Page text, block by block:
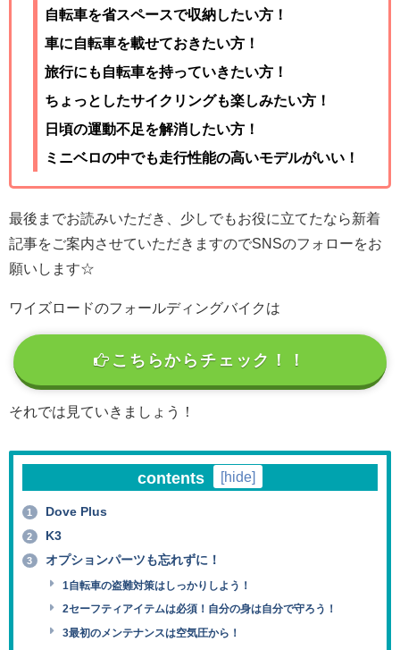
自転車を省スペースで収納したい方！
車に自転車を載せておきたい方！
旅行にも自転車を持っていきたい方！
ちょっとしたサイクリングも楽しみたい方！
日頃の運動不足を解消したい方！
ミニベロの中でも走行性能の高いモデルがいい！
最後までお読みいただき、少しでもお役に立てたなら新着
記事をご案内させていただきますのでSNSのフォローをお
願いします☆
ワイズロードのフォールディングバイクは
こちらからチェック！！
それでは見ていきましょう！
contents [hide]
1 Dove Plus
2 K3
3 オプションパーツも忘れずに！
1自転車の盗難対策はしっかりしよう！
2セーフティアイテムは必須！自分の身は自分で守ろう！
3最初のメンテナンスは空気圧から！